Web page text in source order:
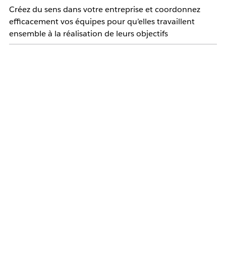
Créez du sens dans votre entreprise et coordonnez
efficacement vos équipes pour qu’elles travaillent
ensemble à la réalisation de leurs objectifs